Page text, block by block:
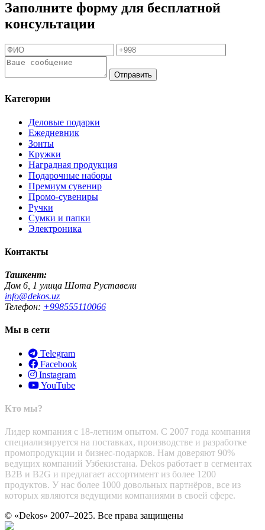
Заполните форму для бесплатной
консультации
Отправить
Категории
Деловые подарки
Ежедневник
Зонты
Кружки
Наградная продукция
Подарочные наборы
Премиум сувенир
Промо-сувениры
Ручки
Сумки и папки
Электроника
Контакты
Ташкент:
Дом 6, 1 улица Шота Руставели
info@dekos.uz
Телефон: +998555110066
Мы в сети
Telegram
Facebook
Instagram
YouTube
Кто мы?
Лидер компания с 18-летним опытом. С 2007 года компания
специализируется на поставках, производстве и разработке
промопродукции и бизнес-подарков. Нам доверяют 90%
ведущих компаний Узбекистана. Dekos работает в сегментах
B2B и B2G и предлагает ассортимент из более 1200
продуктов. У нас более 1000 довольных партнёров, все из
которых являются ведущими компаниями в своей сфере.
© «Dekos» 2007–2025. Все права защищены